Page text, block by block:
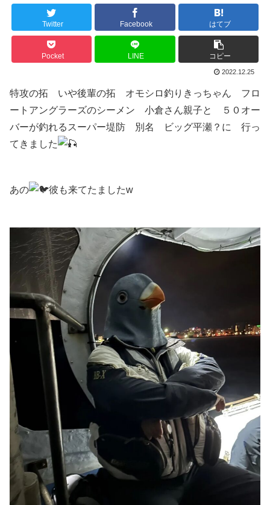
Twitter Facebook はてブ
Pocket LINE コピー
2022.12.25
特攻の拓 いや後輩の拓 オモシロ釣りきっちゃん フロ
ートアングラーズのシーメン 小倉さん親子と ５０オー
バーが釣れるスーパー堤防 別名 ビッグ平瀬？に 行っ
てきました
あの 彼も来てたましたw